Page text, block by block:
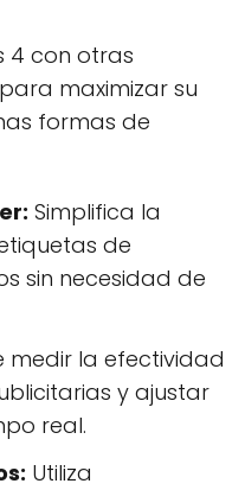
4 con otras
maximizar su
formas de
Simplifica la
de
sin necesidad de
medir la efectividad
y ajustar
real.
Utiliza